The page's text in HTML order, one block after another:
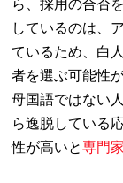
ら、採用の合否
しているのは、
ているため、白
者を選ぶ可能性
母国語ではない
ら逸脱している
性が高いと専門